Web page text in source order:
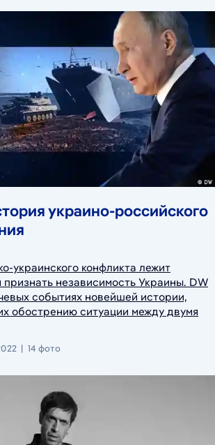
украино-российского
украинского конфликта лежит
независимость Украины. DW
событиях новейшей истории,
обострению ситуации между двумя
14 фото